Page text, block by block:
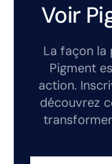
Voir
La façon la
Pigment
action.
découvrez